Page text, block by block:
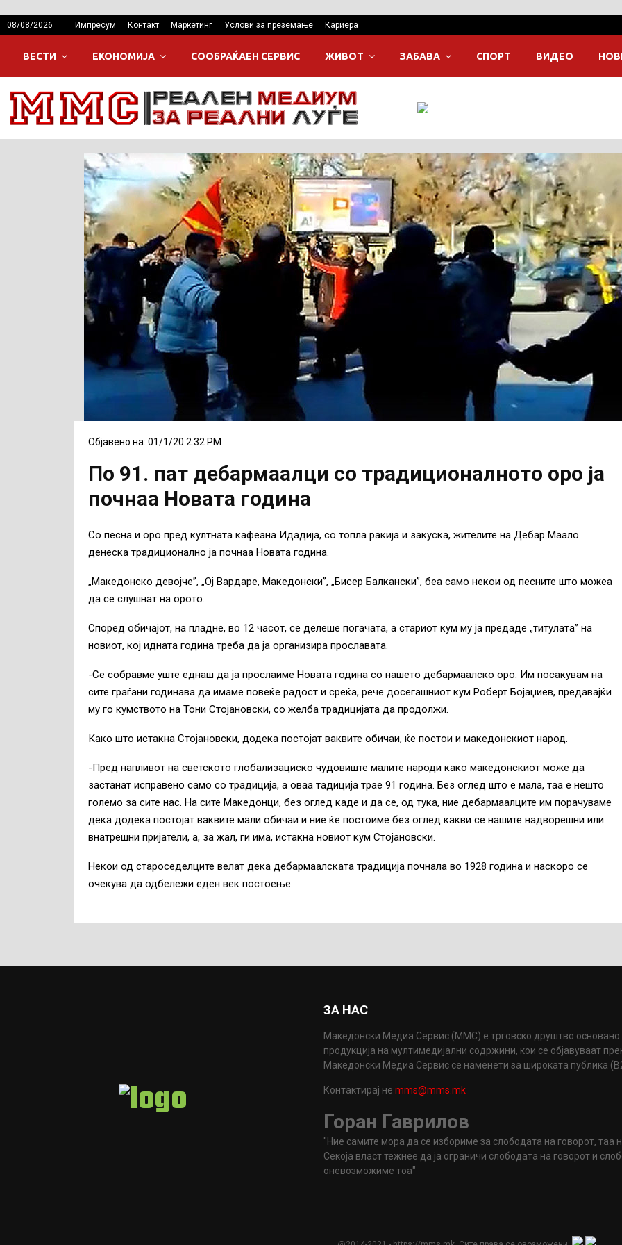
08/08/2026 Импресум Контакт Маркетинг Услови за преземање Кариера
ВЕСТИ ЕКОНОМИЈА СООБРАЌАЕН СЕРВИС ЖИВОТ ЗАБАВА СПОРТ ВИДЕО
Објавено на: 01/1/20 2:32 PM
По 91. пат дебармаалци со традиционалното оро ја
почнаа Новата година
Со песна и оро пред култната кафеана Идадија, со топла ракија и закуска, жителите на Дебар Маало
денеска традиционално ја почнаа Новата година.
„Македонско девојче”, „Ој Вардаре, Македонски”, „Бисер Балкански”, беа само некои од песните што можеа
да се слушнат на орото.
Според обичајот, на пладне, во 12 часот, се делеше погачата, а стариот кум му ја предаде „титулата” на
новиот, кој идната година треба да ја организира прославата.
-Се собравме уште еднаш да ја прослаиме Новата година со нашето дебармаалско оро. Им посакувам на
сите граѓани годинава да имаме повеќе радост и среќа, рече досегашниот кум Роберт Бојаџиев, предавајќи
му го кумството на Тони Стојановски, со желба традицијата да продолжи.
Како што истакна Стојановски, додека постојат ваквите обичаи, ќе постои и македонскиот народ.
-Пред напливот на светското глобализациско чудовиште малите народи како македонскиот може да
застанат исправено само со традиција, а оваа тадиција трае 91 година. Без оглед што е мала, таа е нешто
големо за сите нас. На сите Македонци, без оглед каде и да се, од тука, ние дебармаалците им порачуваме
дека додека постојат ваквите мали обичаи и ние ќе постоиме без оглед какви се нашите надворешни или
внатрешни пријатели, а, за жал, ги има, истакна новиот кум Стојановски.
Некои од староседелците велат дека дебармаалската традиција почнала во 1928 година и наскоро се
очекува да одбележи еден век постоење.
ЗА НАС
Македонски Медиа Сервис (ММС) е трговско друштво
продукција на мултимедијални содржини, кои се објавуваат
Македонски Медиа Сервис се наменети за широката публика
Контактирај неmms@mms.mk
Горан Гаврилов
"Ние самите мора да се избориме за слободата на говорот,
Секоја власт тежнее да ја ограничи слободата на говорот и
оневозможиме тоа"